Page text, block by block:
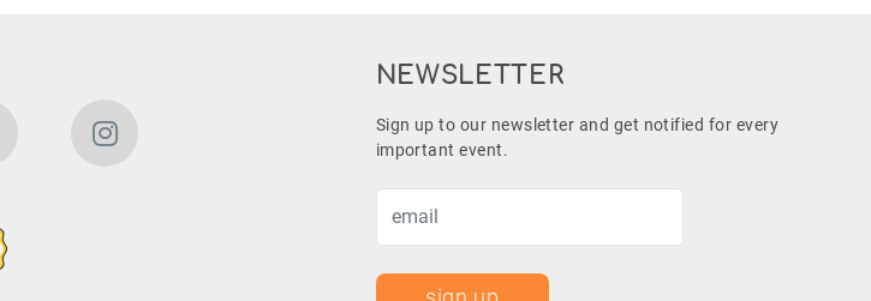
NEWSLETTER
Sign up to our newsletter and get notified for every
important event.